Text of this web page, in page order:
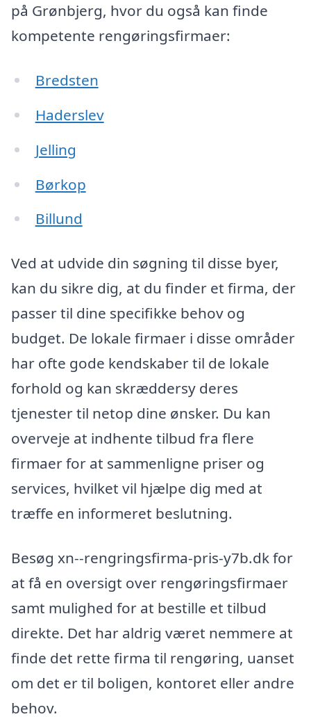
på Grønbjerg, hvor du også kan finde
kompetente rengøringsfirmaer:
Bredsten
Haderslev
Jelling
Børkop
Billund
Ved at udvide din søgning til disse byer,
kan du sikre dig, at du finder et firma, der
passer til dine specifikke behov og
budget. De lokale firmaer i disse områder
har ofte gode kendskaber til de lokale
forhold og kan skræddersy deres
tjenester til netop dine ønsker. Du kan
overveje at indhente tilbud fra flere
firmaer for at sammenligne priser og
services, hvilket vil hjælpe dig med at
træffe en informeret beslutning.
Besøg xn--rengringsfirma-pris-y7b.dk for
at få en oversigt over rengøringsfirmaer
samt mulighed for at bestille et tilbud
direkte. Det har aldrig været nemmere at
finde det rette firma til rengøring, uanset
om det er til boligen, kontoret eller andre
behov.